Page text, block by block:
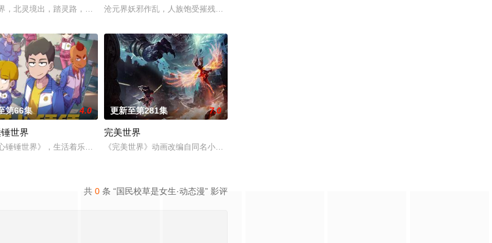
昔日天才辰天，十岁后武魂沉寂、
残魂沉睡万年之后，在天运大陆南云帝国有名的“废物牧云”身上觉醒
，北灵境出，踏灵路，伐罗天，剑斩诛邪永定乾坤，万道争锋吾为主率!
沧元界妖邪作乱，人族饱受摧残，主角孟川自小立下为母复仇的誓言，以镜湖道院为起点，凭借坚毅无畏的心
宇宙分为神界，仙界，凡间。 在
流成河……明明是爱民如子的君王下一秒竟然变成嗜血凶兽……“明”失
第66集 4.0
世界
锤锤世界》，生活着乐观善良的少年锤锤和他性格各异的家人朋友们，他们在日常琐事中脑洞大开，以充满趣
更新至第281集 7.0
完美世界
《完美世界》动画改编自同名小说。他为修道而生，为应劫而至，他身化亿万血雨，洒落万古岁月，经历无数
共 0 条 “国民校草是女生·动态漫” 影评